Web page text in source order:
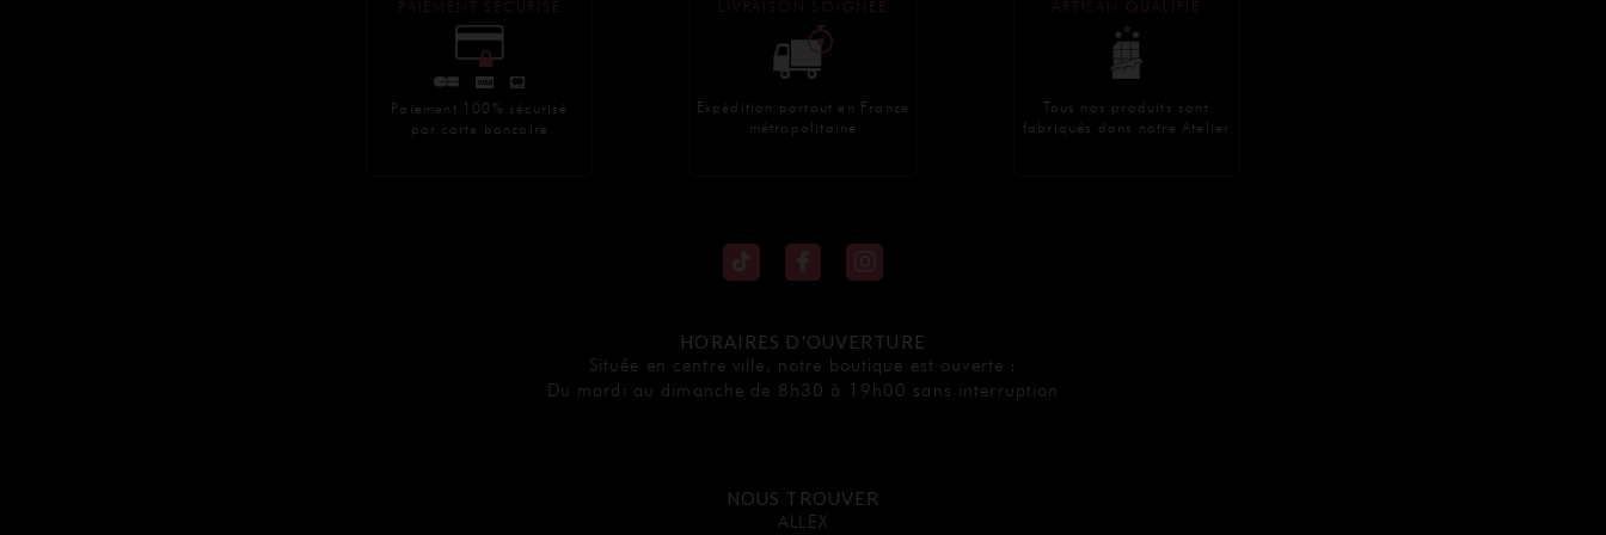
PAIEMENT SÉCURISÉ
Paiement 100% sécurisé
par carte bancaire
LIVRAISON SOIGNÉE
Expédition partout en France
métropolitaine
ARTISAN QUALIFIÉ
Tous nos produits sont
fabriqués dans notre Atelier
HORAIRES D'OUVERTURE
Située en centre ville, notre boutique est ouverte :
Du mardi au dimanche de 8h30 à 19h00 sans interruption
NOUS TROUVER
ALLEX